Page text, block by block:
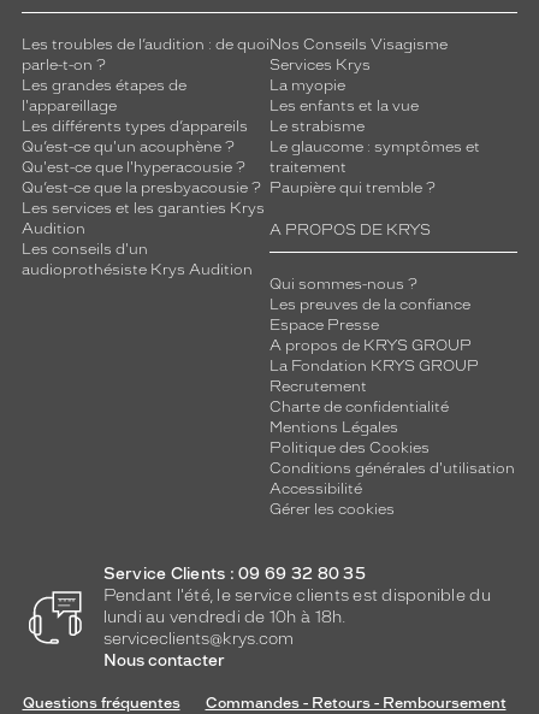
Les troubles de l’audition : de quoi
parle-t-on ?
Les grandes étapes de
l'appareillage
Les différents types d’appareils
Qu’est-ce qu'un acouphène ?
Qu'est-ce que l'hyperacousie ?
Qu’est-ce que la presbyacousie ?
Les services et les garanties Krys
Audition
Les conseils d'un
audioprothésiste Krys Audition
Nos Conseils Visagisme
Services Krys
La myopie
Les enfants et la vue
Le strabisme
Le glaucome : symptômes et
traitement
Paupière qui tremble ?
A PROPOS DE KRYS
Qui sommes-nous ?
Les preuves de la confiance
Espace Presse
A propos de KRYS GROUP
La Fondation KRYS GROUP
Recrutement
Charte de confidentialité
Mentions Légales
Politique des Cookies
Conditions générales d'utilisation
Accessibilité
Gérer les cookies
Service Clients : 09 69 32 80 35
Pendant l'été, le service clients est disponible du
lundi au vendredi de 10h à 18h.
serviceclients@krys.com
Nous contacter
Questions fréquentes
Commandes - Retours - Remboursement